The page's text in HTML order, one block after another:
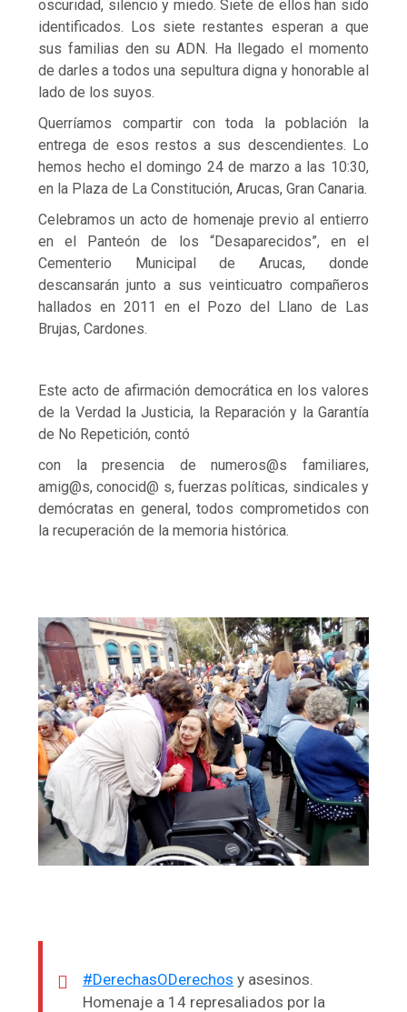
oscuridad, silencio y miedo. Siete de ellos han sido
identificados. Los siete restantes esperan a que
sus familias den su ADN. Ha llegado el momento
de darles a todos una sepultura digna y honorable al
lado de los suyos.
Querríamos compartir con toda la población la
entrega de esos restos a sus descendientes. Lo
hemos hecho el domingo 24 de marzo a las 10:30,
en la Plaza de La Constitución, Arucas, Gran Canaria.
Celebramos un acto de homenaje previo al entierro
en el Panteón de los “Desaparecidos”, en el
Cementerio Municipal de Arucas, donde
descansarán junto a sus veinticuatro compañeros
hallados en 2011 en el Pozo del Llano de Las
Brujas, Cardones.
Este acto de afirmación democrática en los valores
de la Verdad la Justicia, la Reparación y la Garantía
de No Repetición, contó
con la presencia de numeros@s familiares,
amig@s, conocid@ s, fuerzas políticas, sindicales y
demócratas en general, todos comprometidos con
la recuperación de la memoria histórica.
#DerechasODerechos y asesinos.
Homenaje a 14 represaliados por la